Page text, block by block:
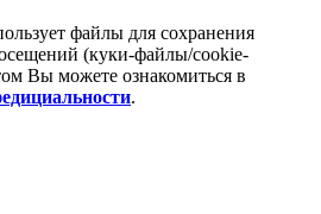
файлы для сохранения
(куки‑файлы/cookie-
Вы можете ознакомиться в
.